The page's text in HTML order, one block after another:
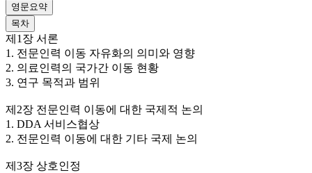
영문요약
목차
제1장 서론
1. 전문인력 이동 자유화의 의미와 영향
2. 의료인력의 국가간 이동 현황
3. 연구 목적과 범위
제2장 전문인력 이동에 대한 국제적 논의
1. DDA 서비스협상
2. 전문인력 이동에 대한 기타 국제 논의
제3장 상호인정